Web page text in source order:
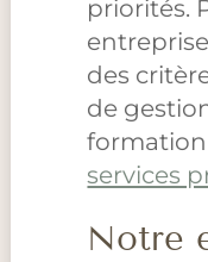
priorités.
des
de
services
Notre